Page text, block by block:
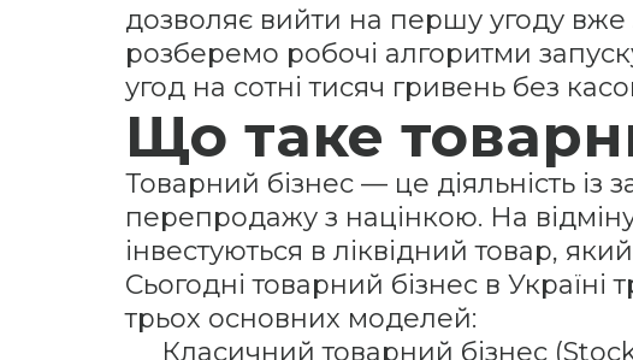
дозволяє вийти на першу угоду вже
розберемо робочі алгоритми
угод на сотні тисяч гривень без
Що таке
Товарний бізнес — це діяльність із
перепродажу з націнкою. На
інвестуються в ліквідний товар,
Сьогодні товарний бізнес в
трьох основних моделей:
Класичний товарний бізнес